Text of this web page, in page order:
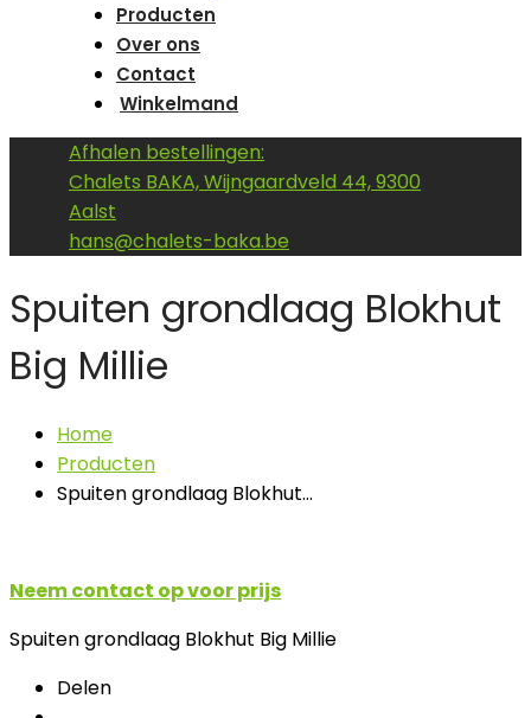
Producten
Over ons
Contact
Winkelmand
Afhalen bestellingen:
Chalets BAKA, Wijngaardveld 44, 9300
Aalst
hans@chalets-baka.be
Spuiten grondlaag Blokhut
Big Millie
Home
Producten
Spuiten grondlaag Blokhut…
Neem contact op voor prijs
Spuiten grondlaag Blokhut Big Millie
Delen